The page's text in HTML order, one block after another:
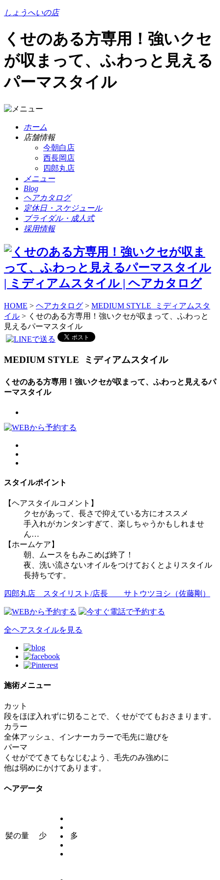
しょうへいの店
くせのある方専用！強いクセ
が収まって、ふわっと見える
パーマスタイル
ホーム
店舗情報
今朝白店
西長岡店
四郎丸店
メニュー
Blog
ヘアカタログ
定休日・スケジュール
ブライダル・成人式
採用情報
HOME > ヘアカタログ > MEDIUM STYLE ミディアムスタ
イル > くせのある方専用！強いクセが収まって、ふわっと
見えるパーマスタイル
MEDIUM STYLE ミディアムスタイル
くせのある方専用！強いクセが収まって、ふわっと見えるパ
ーマスタイル
スタイルポイント
【ヘアスタイルコメント】
クセがあって、長さで抑えている方にオススメ
手入れがカンタンすぎて、楽しちゃうかもしれませ
ん…
【ホームケア】
朝、ムースをもみこめば終了！
夜、洗い流さないオイルをつけておくとよりスタイル
長持ちです。
四郎丸店 スタイリスト/店長 サトウツヨシ（佐藤剛）
全ヘアスタイルを見る
施術メニュー
カット
段をほぼ入れずに切ることで、くせがでてもおさまります。
カラー
全体アッシュ、インナーカラーで毛先に遊びを
パーマ
くせがでてきてもなじむよう、毛先のみ強めに
他は弱めにかけてあります。
ヘアデータ
髪の量 少 多